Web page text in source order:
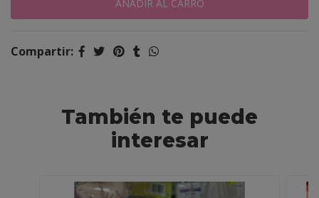
Compartir:
También te puede
interesar